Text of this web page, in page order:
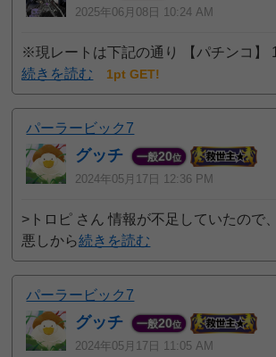
2025年06月08日 10:24 AM
※現レートは下記の通り 【パチンコ】
続きを読む
1pt GET!
パーラービック7
グッチ 一般20位
2024年05月17日 12:36 PM
>トロピ さん 情報が不足していたので
悪しから続きを読む
パーラービック7
グッチ 一般20位
2024年05月17日 11:05 AM